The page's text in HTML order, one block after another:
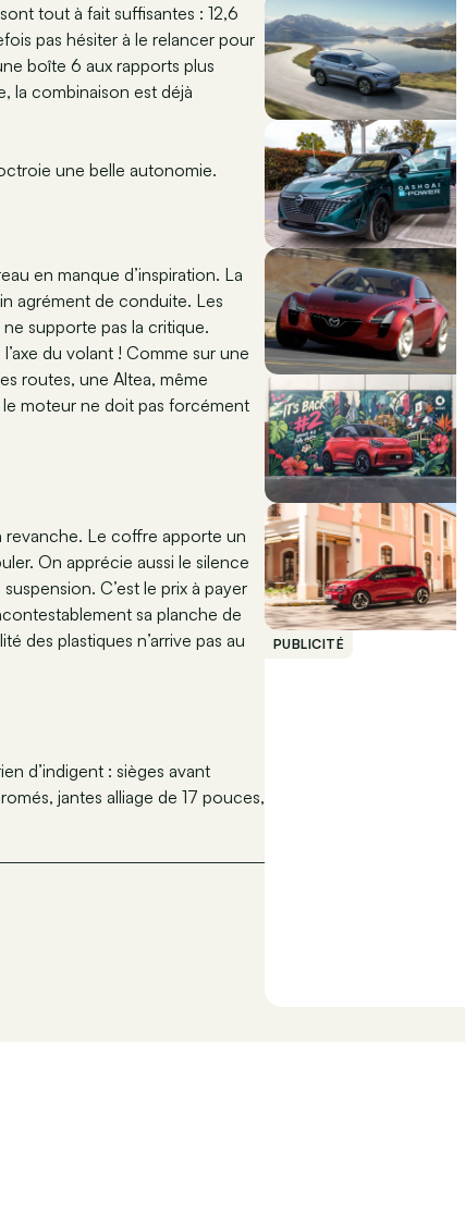
tout à fait suffisantes : 12,6
pas hésiter à le relancer pour
boîte 6 aux rapports plus
la combinaison est déjà
une belle autonomie.
en manque d’inspiration. La
agrément de conduite. Les
supporte pas la critique.
du volant ! Comme sur une
routes, une Altea, même
moteur ne doit pas forcément
revanche. Le coffre apporte un
On apprécie aussi le silence
C’est le prix à payer
sa planche de
des plastiques n’arrive pas au
d’indigent : sièges avant
jantes alliage de 17 pouces,
PUBLICITÉ